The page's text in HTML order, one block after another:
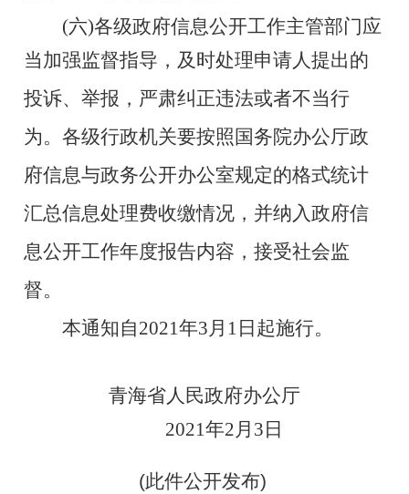
(六)各级政府信息公开工作主管部门应
当加强监督指导， 及时处理申请人提出的
投诉、举报，严肃纠正违法或者不当行
为。各级行政机关要按照国务院办公厅政
府信息与政务公开办公室规定的格式统计
汇总信息处理费收缴情况，并纳入政府信
息公开工作年度报告内容，接受社会监
督。
本通知自2021年3月1日起施行。
青海省人民政府办公厅
2021年2月3日
(此件公开发布)